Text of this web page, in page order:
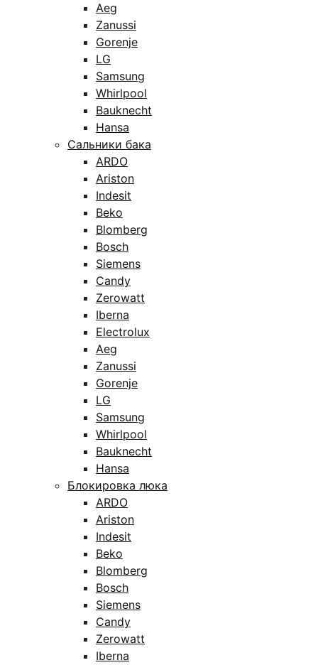
Aeg
Zanussi
Gorenje
LG
Samsung
Whirlpool
Bauknecht
Hansa
Сальники бака
ARDO
Ariston
Indesit
Beko
Blomberg
Bosch
Siemens
Candy
Zerowatt
Iberna
Electrolux
Aeg
Zanussi
Gorenje
LG
Samsung
Whirlpool
Bauknecht
Hansa
Блокировка люка
ARDO
Ariston
Indesit
Beko
Blomberg
Bosch
Siemens
Candy
Zerowatt
Iberna